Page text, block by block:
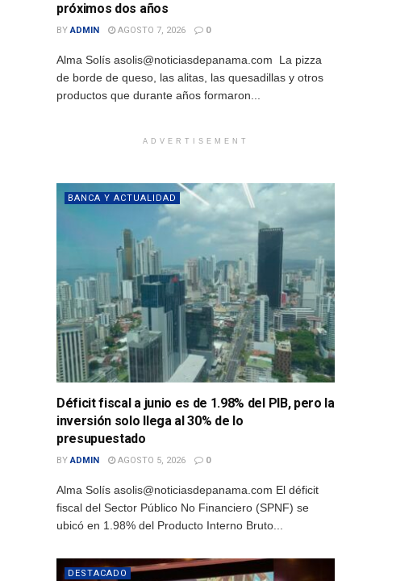
próximos dos años
BY ADMIN AGOSTO 7, 2026 0
Alma Solís asolis@noticiasdepanama.com La pizza
de borde de queso, las alitas, las quesadillas y otros
productos que durante años formaron...
ADVERTISEMENT
BANCA Y ACTUALIDAD
Déficit fiscal a junio es de 1.98% del PIB, pero la
inversión solo llega al 30% de lo
presupuestado
BY ADMIN AGOSTO 5, 2026 0
Alma Solís asolis@noticiasdepanama.com El déficit
fiscal del Sector Público No Financiero (SPNF) se
ubicó en 1.98% del Producto Interno Bruto...
DESTACADO